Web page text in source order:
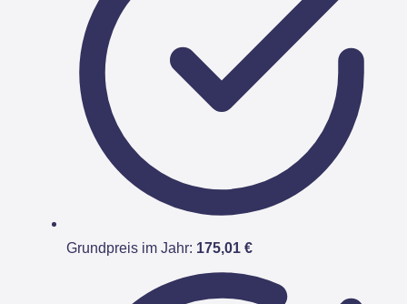
Grundpreis im Jahr: 175,01 €